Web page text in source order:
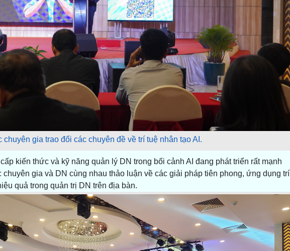
chuyên gia trao đổi các chuyên đề về trí tuệ nhân tạo AI.
kiến thức và kỹ năng quản lý DN trong bối cảnh AI đang phát triển rất mạnh
gia và DN cùng nhau thảo luận về các giải pháp tiên phong, ứng dụng trí
quả trong quản trị DN trên địa bàn.